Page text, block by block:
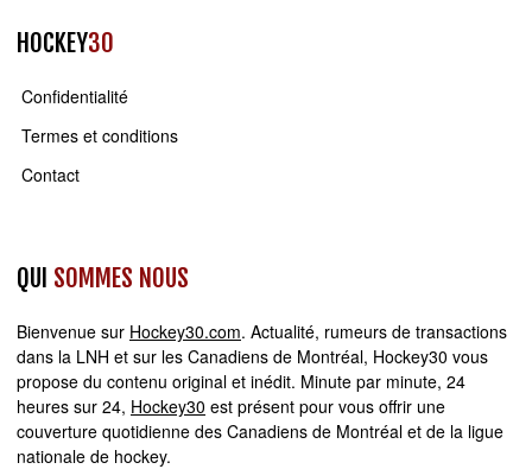
HOCKEY30
Confidentialité
Termes et conditions
Contact
QUI SOMMES NOUS
Bienvenue sur Hockey30.com. Actualité, rumeurs de transactions
dans la LNH et sur les Canadiens de Montréal, Hockey30 vous
propose du contenu original et inédit. Minute par minute, 24
heures sur 24, Hockey30 est présent pour vous offrir une
couverture quotidienne des Canadiens de Montréal et de la ligue
nationale de hockey.